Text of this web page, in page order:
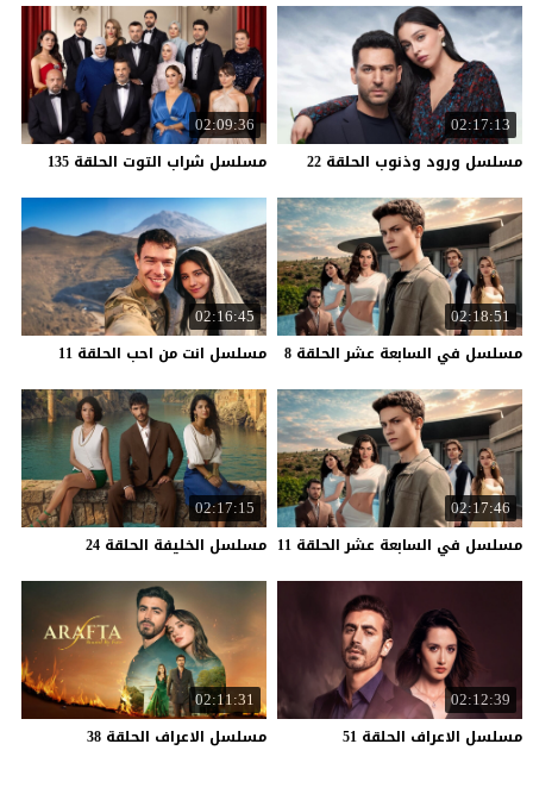
02:17:13
مسلسل ورود وذنوب الحلقة 22
02:09:36
مسلسل شراب التوت الحلقة 135
02:18:51
مسلسل في السابعة عشر الحلقة 8
02:16:45
مسلسل انت من احب الحلقة 11
02:17:46
مسلسل في السابعة عشر الحلقة 11
02:17:15
مسلسل الخليفة الحلقة 24
02:12:39
مسلسل الاعراف الحلقة 51
02:11:31
مسلسل الاعراف الحلقة 38